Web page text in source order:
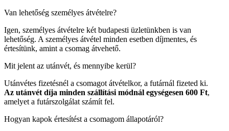
Van lehetőség személyes átvételre?
Igen, személyes átvételre két budapesti üzletünkben is van
lehetőség. A személyes átvétel minden esetben díjmentes, és
értesítünk, amint a csomag átvehető.
Mit jelent az utánvét, és mennyibe kerül?
Utánvétes fizetésnél a csomagot átvételkor, a futárnál fizeted ki.
Az utánvét díja minden szállítási módnál egységesen 600 Ft,
amelyet a futárszolgálat számít fel.
Hogyan kapok értesítést a csomagom állapotáról?